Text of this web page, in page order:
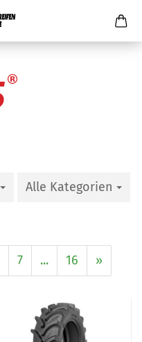
Alle Kategorien
7 ... 16 »